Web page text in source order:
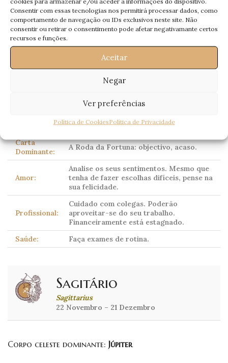
Consentir com essas tecnologias nos permitirá processar dados, como
comportamento de navegação ou IDs exclusivos neste site. Não
consentir ou retirar o consentimento pode afetar negativamante certos
recursos e funções.
Aceitar
Negar
Ver preferências
Política de CookiesPolítica de Privacidade
Saúde: Tendência a oscilação de peso.
Escorpião
23 Outubro – 21 Novembro
Corpo celeste dominante:Plutão(tradicionalmente
Carta
Dominante:
A Roda da Fortuna: objectivo, acaso.
Amor:
Analise os seus sentimentos. Mesmo que
tenha de fazer escolhas difíceis, pense na
sua felicidade.
Profissional:
Cuidado com colegas. Poderão
aproveitar-se do seu trabalho.
Financeiramente está estagnado.
Saúde:
Faça exames de rotina.
Sagitário
Sagittarius
22 Novembro – 21 Dezembro
Corpo celeste dominante: Júpiter